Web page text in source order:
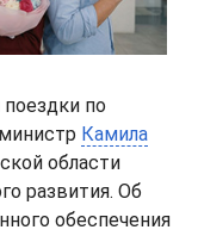
поездки по
Камила
области
развития. Об
обеспечения